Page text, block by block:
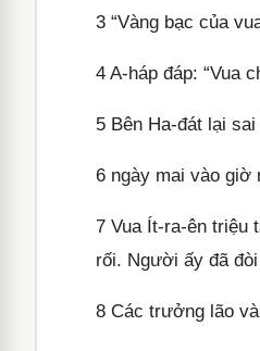
3 “Vàng bạc của
4 A-háp đáp: “Vua
5 Bên Ha-đát lại
6 ngày mai vào giờ
7 Vua Ít-ra-ên triệu
rối. Người ấy đã
8 Các trưởng lão